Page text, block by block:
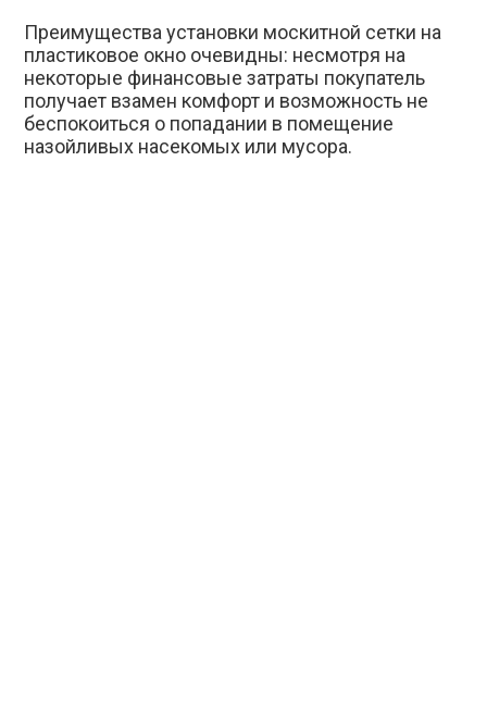
Преимущества установки москитной сетки на
пластиковое окно очевидны: несмотря на
некоторые финансовые затраты покупатель
получает взамен комфорт и возможность не
беспокоиться о попадании в помещение
назойливых насекомых или мусора.